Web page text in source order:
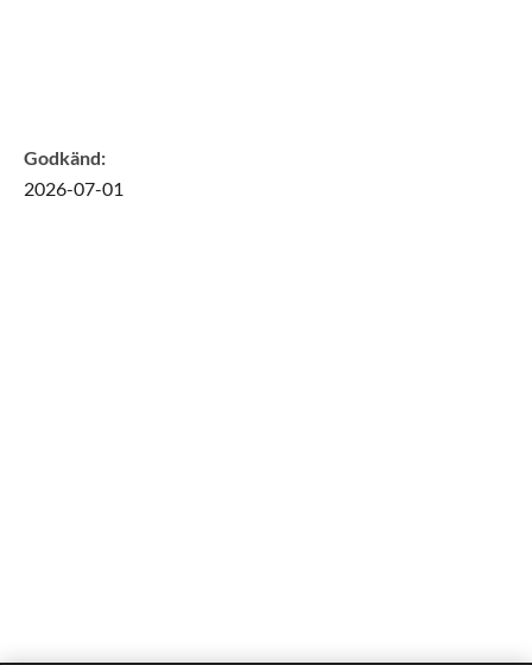
Godkänd:
2026-07-01